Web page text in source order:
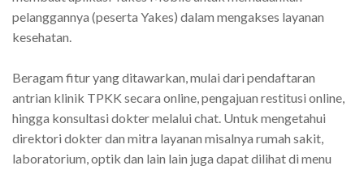
pelanggannya (peserta Yakes) dalam mengakses layanan
kesehatan.
Beragam fitur yang ditawarkan, mulai dari pendaftaran
antrian klinik TPKK secara online, pengajuan restitusi online,
hingga konsultasi dokter melalui chat. Untuk mengetahui
direktori dokter dan mitra layanan misalnya rumah sakit,
laboratorium, optik dan lain lain juga dapat dilihat di menu